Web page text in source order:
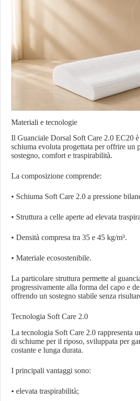
Materiali e tecnologie
Il Guanciale Dorsal Soft Care 2.0 EC20
schiuma evoluta progettata per offrire un
sostegno, comfort e traspirabilità.
La composizione comprende:
• Schiuma Soft Care 2.0 a pressione
• Struttura a celle aperte ad elevata
• Densità compresa tra 35 e 45 kg/m³.
• Materiale ecosostenibile.
La particolare struttura permette al
progressivamente alla forma del capo e
offrendo un sostegno stabile senza
Tecnologia Soft Care 2.0
La tecnologia Soft Care 2.0 rappresenta
di schiume per il riposo, sviluppata per
costante e lunga durata.
I principali vantaggi sono:
• elevata traspirabilità;